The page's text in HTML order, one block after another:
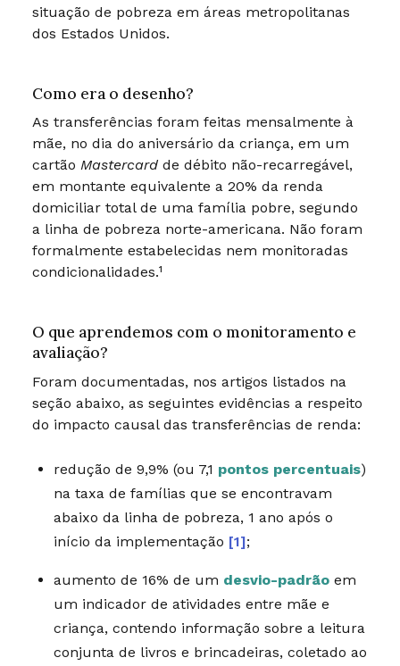
situação de pobreza em áreas metropolitanas
dos Estados Unidos.
Como era o desenho?
As transferências foram feitas mensalmente à
mãe, no dia do aniversário da criança, em um
cartão Mastercardde débito não-recarregável,
em montante equivalente a 20% da renda
domiciliar total de uma família pobre, segundo
a linha de pobreza norte-americana. Não foram
formalmente estabelecidas nem monitoradas
condicionalidades.¹
O que aprendemos com o monitoramento e
avaliação?
Foram documentadas, nos artigos listados na
seção abaixo, as seguintes evidências a respeito
do impacto causal das transferências de renda:
redução de 9,9% (ou 7,1 pontos percentuais)
na taxa de famílias que se encontravam
abaixo da linha de pobreza, 1 ano após o
início da implementação [1];
aumento de 16% de um desvio-padrãoem
um indicador de atividades entre mãe e
criança, contendo informação sobre a leitura
conjunta de livros e brincadeiras, coletado ao